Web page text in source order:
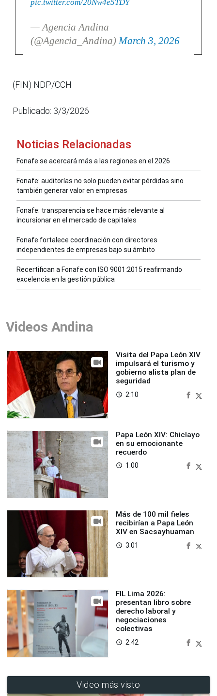
pic.twitter.com/20Nw4e5TDY
— Agencia Andina
(@Agencia_Andina) March 3, 2026
(FIN) NDP/CCH
Publicado: 3/3/2026
Noticias Relacionadas
Fonafe se acercará más a las regiones en el 2026
Fonafe: auditorías no solo pueden evitar pérdidas sino
también generar valor en empresas
Fonafe: transparencia se hace más relevante al
incursionar en el mercado de capitales
Fonafe fortalece coordinación con directores
independientes de empresas bajo su ámbito
Recertifican a Fonafe con ISO 9001:2015 reafirmando
excelencia en la gestión pública
Videos Andina
Visita del Papa León XIV
impulsará el turismo y
gobierno alista plan de
seguridad
access_time 2:10
Papa León XIV: Chiclayo
en su emocionante
recuerdo
access_time 1:00
Más de 100 mil fieles
recibirían a Papa León
XIV en Sacsayhuaman
access_time 3:01
FIL Lima 2026:
presentan libro sobre
derecho laboral y
negociaciones
colectivas
access_time 2:42
Video más visto